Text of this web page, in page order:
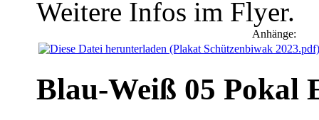
Weitere Infos im Flyer.
Anhänge:
Blau-Weiß 05 Pokal